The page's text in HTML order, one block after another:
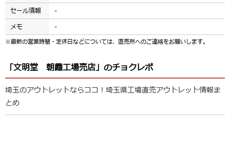
セール情報
-
メモ
-
※最新の営業時間・定休日などについては、直売所へのご連絡をお願いします。
「文明堂 朝霞工場売店」のチョクレポ
埼玉のアウトレットならココ！埼玉県工場直売アウトレット情報ま
とめ